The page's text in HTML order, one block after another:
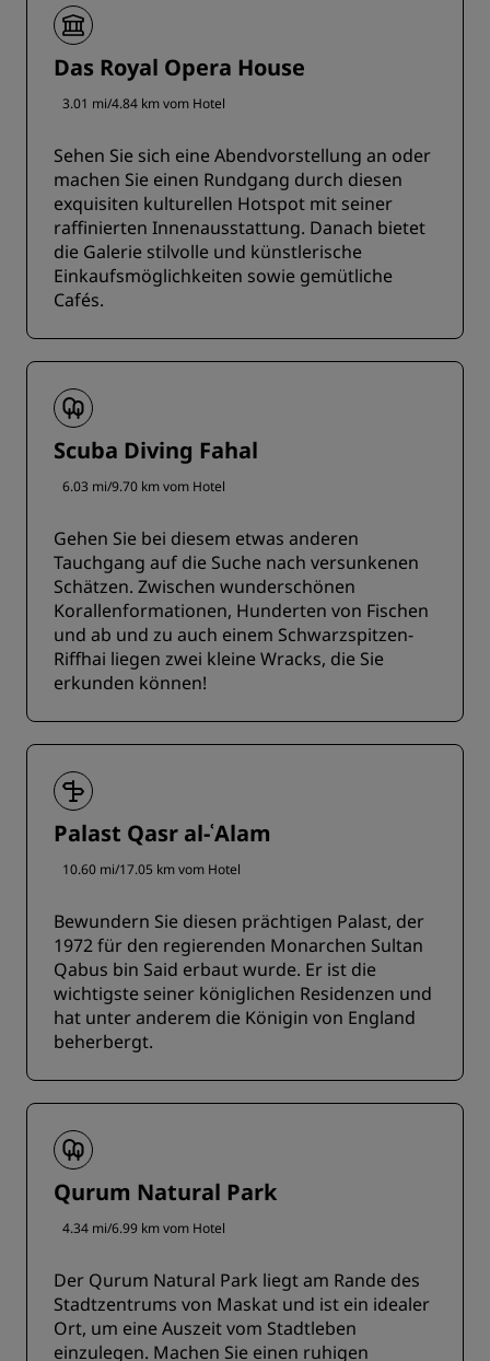
Das Royal Opera House
3.01 mi/4.84 km vom Hotel
Sehen Sie sich eine Abendvorstellung an oder
machen Sie einen Rundgang durch diesen
exquisiten kulturellen Hotspot mit seiner
raffinierten Innenausstattung. Danach bietet
die Galerie stilvolle und künstlerische
Einkaufsmöglichkeiten sowie gemütliche
Cafés.
Scuba Diving Fahal
6.03 mi/9.70 km vom Hotel
Gehen Sie bei diesem etwas anderen
Tauchgang auf die Suche nach versunkenen
Schätzen. Zwischen wunderschönen
Korallenformationen, Hunderten von Fischen
und ab und zu auch einem Schwarzspitzen-
Riffhai liegen zwei kleine Wracks, die Sie
erkunden können!
Palast Qasr al-ʿAlam
10.60 mi/17.05 km vom Hotel
Bewundern Sie diesen prächtigen Palast, der
1972 für den regierenden Monarchen Sultan
Qabus bin Said erbaut wurde. Er ist die
wichtigste seiner königlichen Residenzen und
hat unter anderem die Königin von England
beherbergt.
Qurum Natural Park
4.34 mi/6.99 km vom Hotel
Der Qurum Natural Park liegt am Rande des
Stadtzentrums von Maskat und ist ein idealer
Ort, um eine Auszeit vom Stadtleben
einzulegen. Machen Sie einen ruhigen